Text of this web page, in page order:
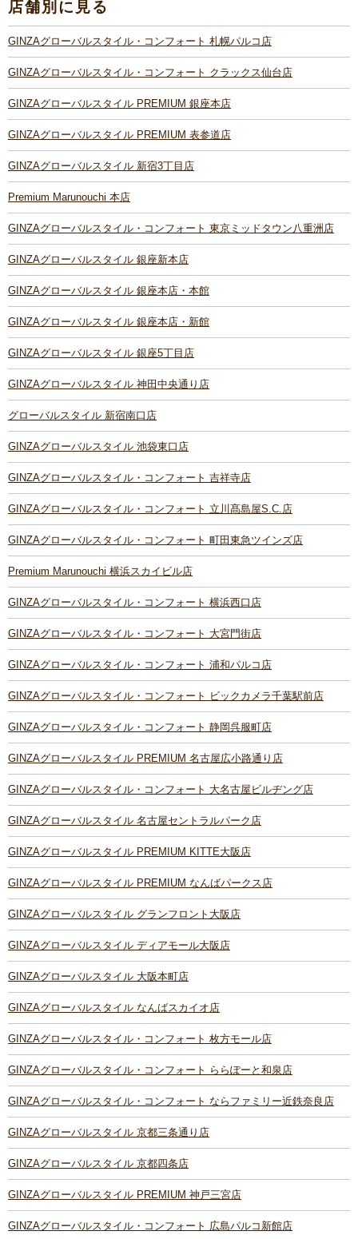
店舗別に見る
GINZAグローバルスタイル・コンフォート 札幌パルコ店
GINZAグローバルスタイル・コンフォート クラックス仙台店
GINZAグローバルスタイル PREMIUM 銀座本店
GINZAグローバルスタイル PREMIUM 表参道店
GINZAグローバルスタイル 新宿3丁目店
Premium Marunouchi 本店
GINZAグローバルスタイル・コンフォート 東京ミッドタウン八重洲店
GINZAグローバルスタイル 銀座新本店
GINZAグローバルスタイル 銀座本店・本館
GINZAグローバルスタイル 銀座本店・新館
GINZAグローバルスタイル 銀座5丁目店
GINZAグローバルスタイル 神田中央通り店
グローバルスタイル 新宿南口店
GINZAグローバルスタイル 池袋東口店
GINZAグローバルスタイル・コンフォート 吉祥寺店
GINZAグローバルスタイル・コンフォート 立川髙島屋S.C.店
GINZAグローバルスタイル・コンフォート 町田東急ツインズ店
Premium Marunouchi 横浜スカイビル店
GINZAグローバルスタイル・コンフォート 横浜西口店
GINZAグローバルスタイル・コンフォート 大宮門街店
GINZAグローバルスタイル・コンフォート 浦和パルコ店
GINZAグローバルスタイル・コンフォート ビックカメラ千葉駅前店
GINZAグローバルスタイル・コンフォート 静岡呉服町店
GINZAグローバルスタイル PREMIUM 名古屋広小路通り店
GINZAグローバルスタイル・コンフォート 大名古屋ビルヂング店
GINZAグローバルスタイル 名古屋セントラルパーク店
GINZAグローバルスタイル PREMIUM KITTE大阪店
GINZAグローバルスタイル PREMIUM なんばパークス店
GINZAグローバルスタイル グランフロント大阪店
GINZAグローバルスタイル ディアモール大阪店
GINZAグローバルスタイル 大阪本町店
GINZAグローバルスタイル なんばスカイオ店
GINZAグローバルスタイル・コンフォート 枚方モール店
GINZAグローバルスタイル・コンフォート ららぽーと和泉店
GINZAグローバルスタイル・コンフォート ならファミリー近鉄奈良店
GINZAグローバルスタイル 京都三条通り店
GINZAグローバルスタイル 京都四条店
GINZAグローバルスタイル PREMIUM 神戸三宮店
GINZAグローバルスタイル・コンフォート 広島パルコ新館店